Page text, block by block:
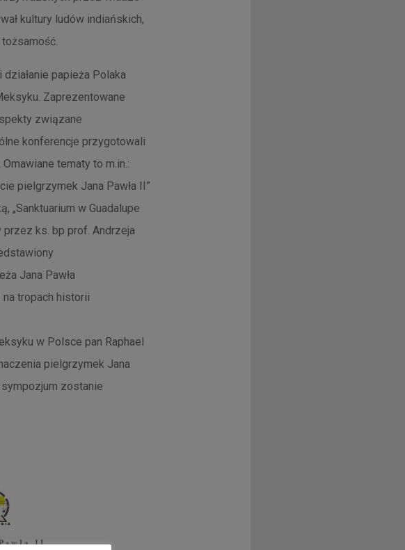
kultury ludów indiańskich,
papieża Polaka
Zaprezentowane
związane
konferencje przygotowali
tematy to m.in.:
pielgrzymek Jana Pawła II”
„Sanktuarium w Guadalupe
przez ks. bp prof. Andrzeja
Jana Pawła
tropach historii
w Polsce pan Raphael
pielgrzymek Jana
zostanie